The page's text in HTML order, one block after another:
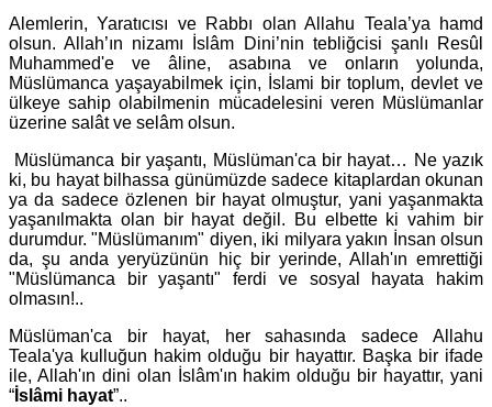
Alemlerin, Yaratıcısı ve Rabbı olan Allahu Teala’ya hamd
olsun. Allah’ın nizamı İslâm Dini’nin tebliğcisi şanlı Resûl
Muhammed'e ve âline, asabına ve onların yolunda,
Müslümanca yaşayabilmek için, İslami bir toplum, devlet ve
ülkeye sahip olabilmenin mücadelesini veren Müslümanlar
üzerine salât ve selâm olsun.
Müslümanca bir yaşantı, Müslüman'ca bir hayat… Ne yazık
ki, bu hayat bilhassa günümüzde sadece kitaplardan okunan
ya da sadece özlenen bir hayat olmuştur, yani yaşanmakta
yaşanılmakta olan bir hayat değil. Bu elbette ki vahim bir
durumdur. "Müslümanım" diyen, iki milyara yakın İnsan olsun
da, şu anda yeryüzünün hiç bir yerinde, Allah'ın emrettiği
"Müslümanca bir yaşantı" ferdi ve sosyal hayata hakim
olmasın!..
Müslüman'ca bir hayat, her sahasında sadece Allahu
Teala'ya kulluğun hakim olduğu bir hayattır. Başka bir ifade
ile, Allah'ın dini olan İslâm'ın hakim olduğu bir hayattır, yani
“ İslâmi hayat”..